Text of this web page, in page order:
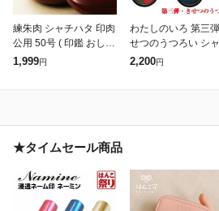
練朱肉 シャチハタ 印肉
公用 50号 ( 印鑑 おしゃ
れ 朱肉 ハンコ はんこ
1,999円
わたしのいろ 第三
せつのうつろい シャ
ハタ 限定品 シヤチハ
2,200円
★タイムセール商品